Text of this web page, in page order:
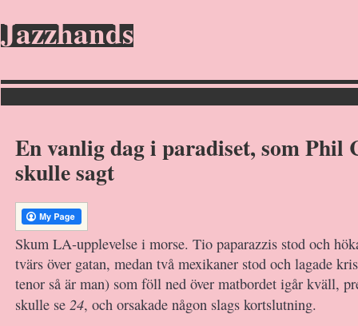
Jazzhands
En vanlig dag i paradiset, som Phil
skulle sagt
Skum LA-upplevelse i morse. Tio paparazzis stod och
tvärs över gatan, medan två mexikaner stod och lagade
tenor så är man) som föll ned över matbordet igår kväll,
skulle se 24, och orsakade någon slags kortslutning.